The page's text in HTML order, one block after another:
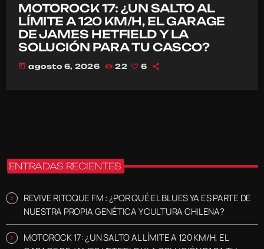
MOTOROCK 17: ¿UN SALTO AL
LÍMITE A 120 KM/H, EL GARAGE
DE JAMES HETFIELD Y LA
SOLUCIÓN PARA TU CASCO?
today agosto 6, 2026 22 6
ENTRADAS RECIENTES
REVIVE RITOQUE FM : ¿POR QUÉ EL BLUES YA ES PARTE DE
NUESTRA PROPIA GENÉTICA Y CULTURA CHILENA?
MOTOROCK 17: ¿UN SALTO AL LÍMITE A 120 KM/H, EL